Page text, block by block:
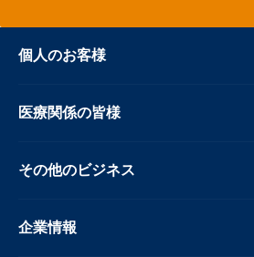
個人のお客様
医療関係の皆様
その他のビジネス
企業情報